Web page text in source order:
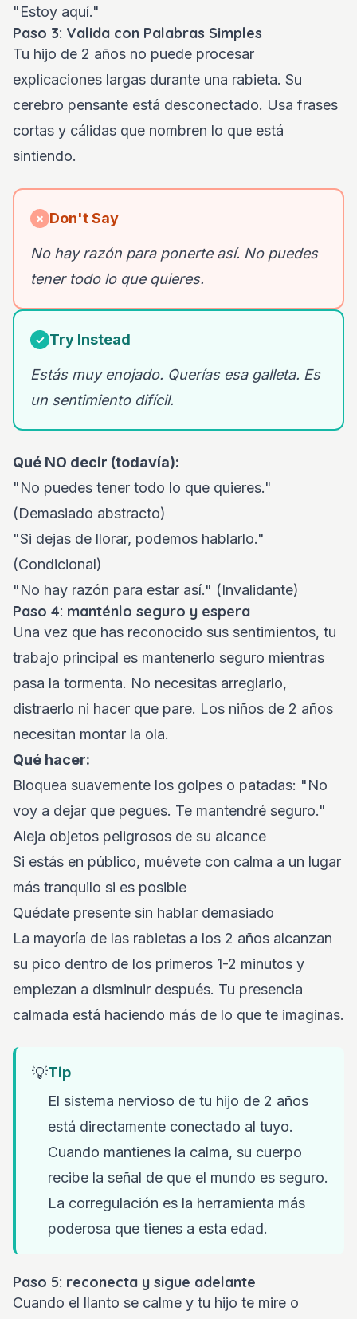
"Estoy aquí."
Paso 3: Valida con Palabras Simples
Tu hijo de 2 años no puede procesar
explicaciones largas durante una rabieta. Su
cerebro pensante está desconectado. Usa frases
cortas y cálidas que nombren lo que está
sintiendo.
✗ Don't Say
No hay razón para ponerte así. No puedes
tener todo lo que quieres.
✓ Try Instead
Estás muy enojado. Querías esa galleta. Es
un sentimiento difícil.
Qué NO decir (todavía):
"No puedes tener todo lo que quieres."
(Demasiado abstracto)
"Si dejas de llorar, podemos hablarlo."
(Condicional)
"No hay razón para estar así." (Invalidante)
Paso 4: manténlo seguro y espera
Una vez que has reconocido sus sentimientos, tu
trabajo principal es mantenerlo seguro mientras
pasa la tormenta. No necesitas arreglarlo,
distraerlo ni hacer que pare. Los niños de 2 años
necesitan montar la ola.
Qué hacer:
Bloquea suavemente los golpes o patadas: "No
voy a dejar que pegues. Te mantendré seguro."
Aleja objetos peligrosos de su alcance
Si estás en público, muévete con calma a un lugar
más tranquilo si es posible
Quédate presente sin hablar demasiado
La mayoría de las rabietas a los 2 años alcanzan
su pico dentro de los primeros 1-2 minutos y
empiezan a disminuir después. Tu presencia
calmada está haciendo más de lo que te imaginas.
💡Tip
El sistema nervioso de tu hijo de 2 años
está directamente conectado al tuyo.
Cuando mantienes la calma, su cuerpo
recibe la señal de que el mundo es seguro.
La corregulación es la herramienta más
poderosa que tienes a esta edad.
Paso 5: reconecta y sigue adelante
Cuando el llanto se calme y tu hijo te mire o